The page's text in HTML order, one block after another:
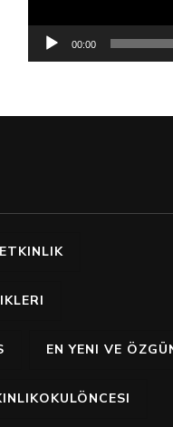
00:00
EN YENI VE